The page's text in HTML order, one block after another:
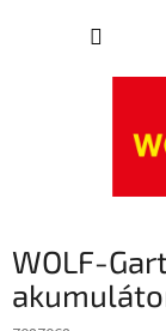
WOLF-